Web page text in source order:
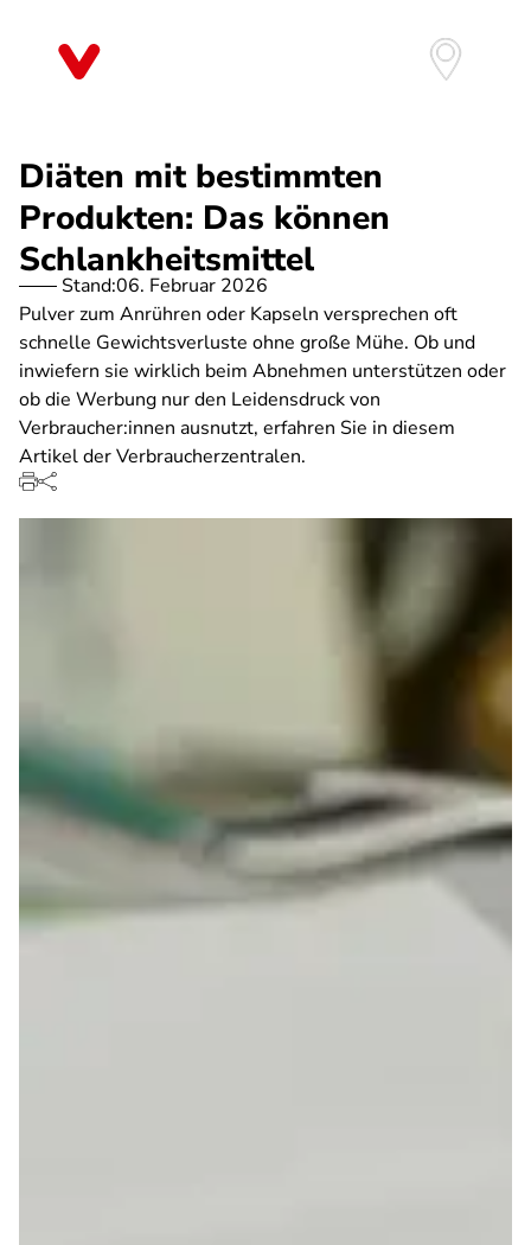
Diäten mit bestimmten
Produkten: Das können
Schlankheitsmittel
Stand:06. Februar 2026
Pulver zum Anrühren oder Kapseln versprechen oft
schnelle Gewichtsverluste ohne große Mühe. Ob und
inwiefern sie wirklich beim Abnehmen unterstützen oder
ob die Werbung nur den Leidensdruck von
Verbraucher:innen ausnutzt, erfahren Sie in diesem
Artikel der Verbraucherzentralen.